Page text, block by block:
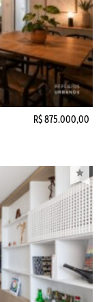
R$ 875.000,00